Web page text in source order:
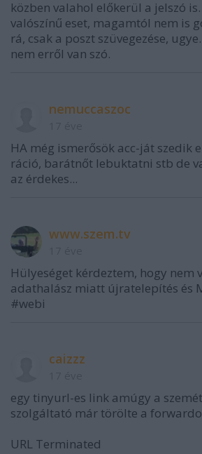
közben valahol előkerül a jelszó
valószínű eset, magamtól nem is
rá, csak a poszt szüvegezése,
nem erről van szó.
nemuccaszoc
HA még ismerősök acc-ját szedik
ráció, barátnőt lebuktatni stb de
az érdekes...
www.szem.tv
Hülyeséget kérdeztem, hogy nem
adathalász miatt újratelepítés és
#webi
caizzz
egy tinyurl-es link amúgy a
szolgáltató már törölte a
URL Terminated